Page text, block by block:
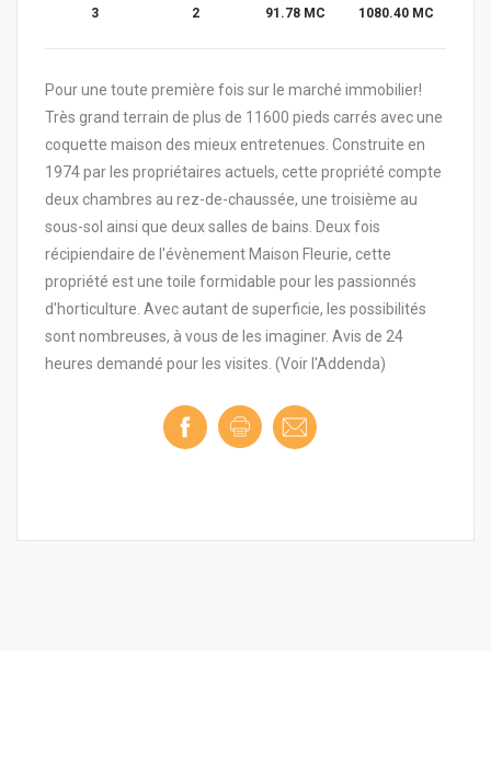
3 2 91.78 MC 1080.40 MC
Pour une toute première fois sur le marché immobilier!
Très grand terrain de plus de 11600 pieds carrés avec une
coquette maison des mieux entretenues. Construite en
1974 par les propriétaires actuels, cette propriété compte
deux chambres au rez-de-chaussée, une troisième au
sous-sol ainsi que deux salles de bains. Deux fois
récipiendaire de l'évènement Maison Fleurie, cette
propriété est une toile formidable pour les passionnés
d'horticulture. Avec autant de superficie, les possibilités
sont nombreuses, à vous de les imaginer. Avis de 24
heures demandé pour les visites. (Voir l'Addenda)